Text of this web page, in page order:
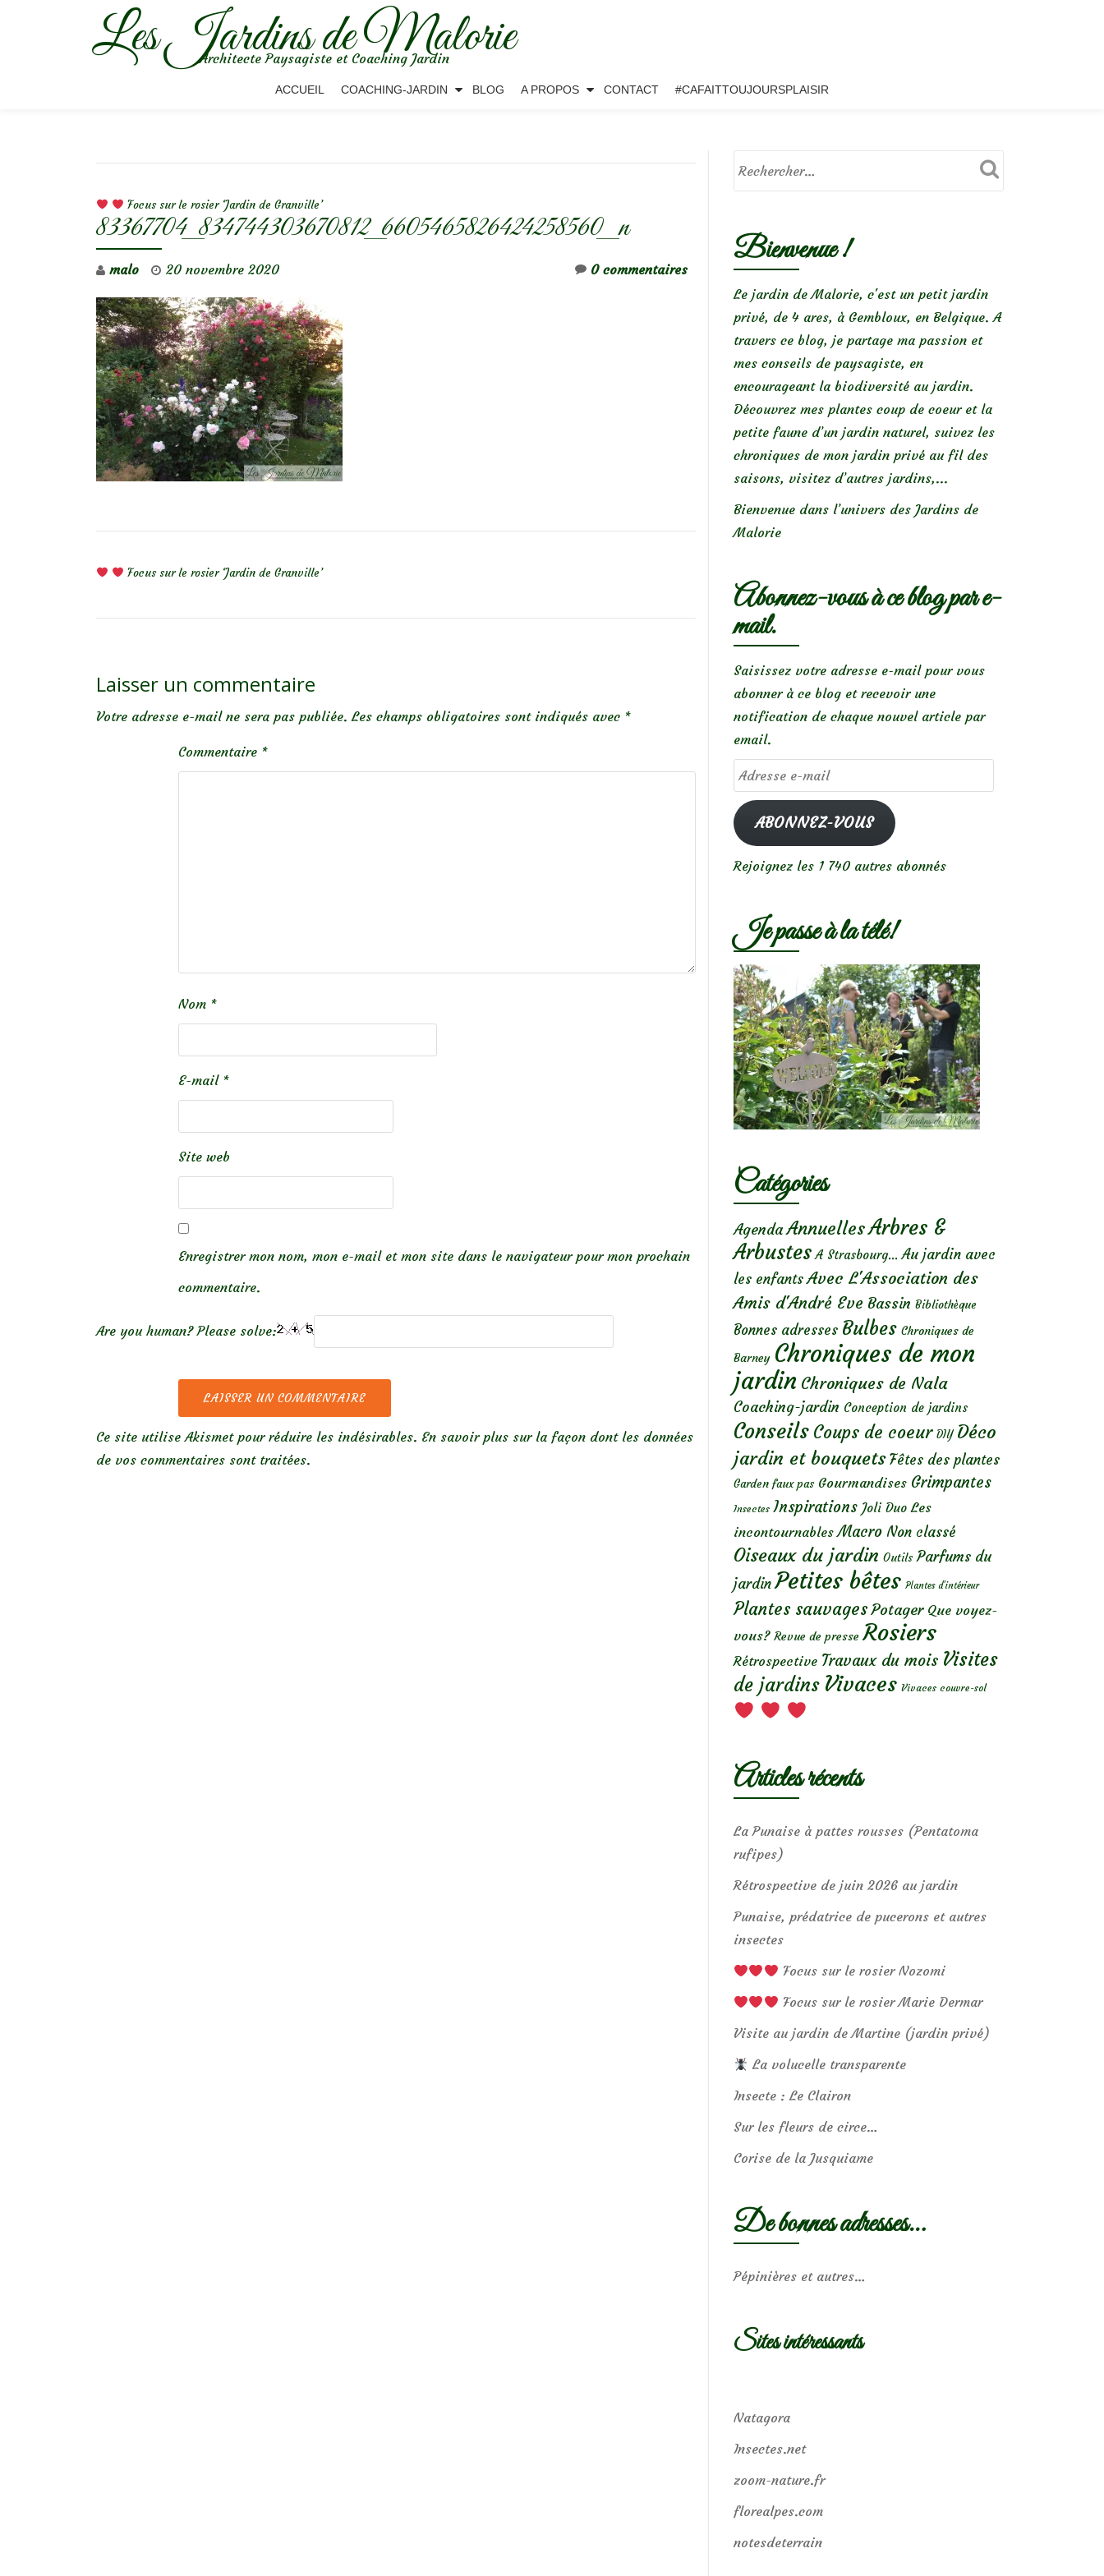
Les Jardins de Malorie
Architecte Paysagiste et Coaching Jardin
ACCUEIL COACHING-JARDIN BLOG A PROPOS CONTACT #CAFAITTOUJOURSPLAISIR
Focus sur le rosier ‘Jardin de Granville’
83367704_834744303670812_6605465826424258560_n
malo 20 novembre 2020 0 commentaires
Focus sur le rosier ‘Jardin de Granville’
Laisser un commentaire
Votre adresse e-mail ne sera pas publiée. Les champs obligatoires sont indiqués avec *
Commentaire *
Nom *
E-mail *
Site web
Enregistrer mon nom, mon e-mail et mon site dans le navigateur pour mon prochain
commentaire.
Are you human? Please solve:
Ce site utilise Akismet pour réduire les indésirables. En savoir plus sur la façon dont les données
de vos commentaires sont traitées.
Bienvenue !
Le jardin de Malorie, c'est un petit jardin
privé, de 4 ares, à Gembloux, en Belgique. A
travers ce blog, je partage ma passion et
mes conseils de paysagiste, en
encourageant la biodiversité au jardin.
Découvrez mes plantes coup de coeur et la
petite faune d’un jardin naturel, suivez les
chroniques de mon jardin privé au fil des
saisons, visitez d’autres jardins,...
Bienvenue dans l’univers des Jardins de
Malorie
Abonnez-vous à ce blog par e-
mail.
Saisissez votre adresse e-mail pour vous
abonner à ce blog et recevoir une
notification de chaque nouvel article par
email.
Adresse
e-
mailABONNEZ-VOUS
Rejoignez les 1 740 autres abonnés
Je passe à la télé!
Catégories
Agenda AnnuellesArbres &
Arbustes A Strasbourg... Au jardin avec
les enfants Avec L'Association des
Amis d'André Eve Bassin Bibliothèque
Bonnes adresses Bulbes Chroniques de
Barney Chroniques de mon
jardin Chroniques de Nala
Coaching-jardin Conception de jardins
Conseils Coups de coeur DIY Déco
jardin et bouquets Fêtes des plantes
Garden faux pas Gourmandises Grimpantes
Insectes Inspirations Joli Duo Les
incontournables Macro Non classé
Oiseaux du jardin Outils Parfums du
jardin Petites bêtes Plantes d’intérieur
Plantes sauvages Potager Que voyez-
vous? Revue de presse Rosiers
Rétrospective Travaux du mois Visites
de jardins Vivaces Vivaces couvre-sol
Articles récents
La Punaise à pattes rousses (Pentatoma
rufipes)
Rétrospective de juin 2026 au jardin
Punaise, prédatrice de pucerons et autres
insectes
Focus sur le rosier Nozomi
Focus sur le rosier Marie Dermar
Visite au jardin de Martine (jardin privé)
La volucelle transparente
Insecte : Le Clairon
Sur les fleurs de circe…
Corise de la Jusquiame
De bonnes adresses…
Pépinières et autres…
Sites intéressants
Natagora
Insectes.net
zoom-nature.fr
florealpes.com
notesdeterrain